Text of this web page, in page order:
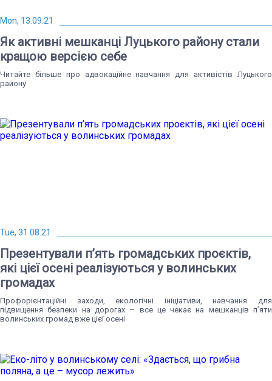
Mon, 13.09.21
Як активні мешканці Луцького району стали
кращою версією себе
Читайте більше про адвокаційне навчання для активістів Луцького
району
Tue, 31.08.21
Презентували п’ять громадських проєктів,
які цієї осені реалізуються у волинських
громадах
Профорієнтаційні заходи, екологічні ініціативи, навчання для
підвищення безпеки на дорогах – все це чекає на мешканців п’яти
волинських громад вже цієї осені